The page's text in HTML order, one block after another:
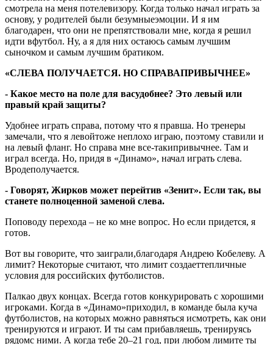
смотрела на меня потелевизору. Когда только начал играть за
основу, у родителей были безумныеэмоции. И я им
благодарен, что они не препятствовали мне, когда я решил
идти вфутбол. Ну, а я для них остаюсь самым лучшим
сыночком и самым лучшим братиком.
«СЛЕВА ПОЛУЧАЕТСЯ. НО СПРАВАПРИВЫЧНЕЕ»
- Какое место на поле для васудобнее? Это левый или
правый край защиты?
Удобнее играть справа, потому что я правша. Но тренеры
замечали, что я левойтоже неплохо играю, поэтому ставили и
на левый фланг. Но справа мне все-такипривычнее. Там и
играл всегда. Но, придя в «Динамо», начал играть слева.
Вродеполучается.
- Говорят, Жирков может перейтив «Зенит». Если так, вы
станете полноценной заменой слева.
Поповоду перехода – не ко мне вопрос. Но если придется, я
готов.
Вот вы говорите, что заиграли,благодаря Андрею Кобелеву. А
лимит? Некоторые считают, что лимит создаеттепличные
условия для российских футболистов.
Палкао двух концах. Всегда готов конкурировать с хорошими
игроками. Когда в «Динамо»приходил, в команде была куча
футболистов, на которых можно равняться исмотреть, как они
тренируются и играют. И ты сам прибавляешь, тренируясь
рядомс ними. А когда тебе 20–21 год, при любом лимите ты